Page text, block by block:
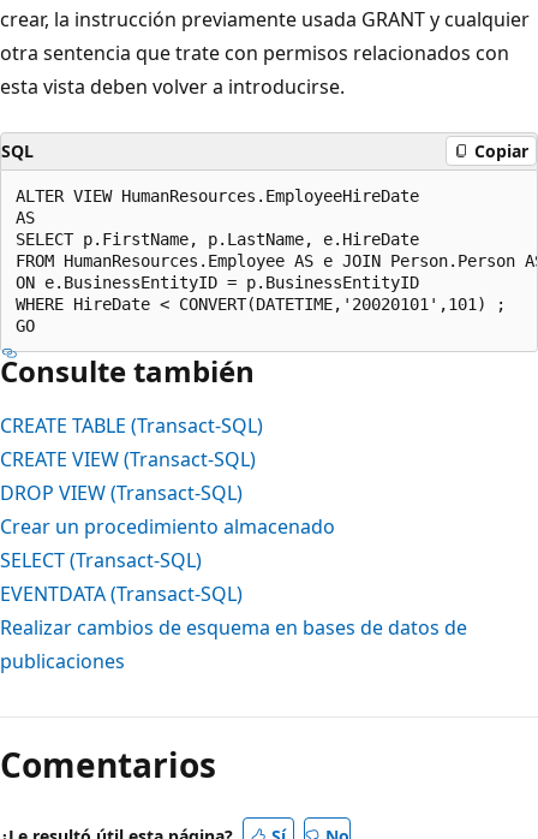
crear, la instrucción previamente usada GRANT y cualquier
otra sentencia que trate con permisos relacionados con
esta vista deben volver a introducirse.
SQL Copiar
ALTER VIEW HumanResources.EmployeeHireDate
AS
SELECT p.FirstName, p.LastName, e.HireDate
FROM HumanResources.Employee AS e JOIN
ON e.BusinessEntityID = p.BusinessEntityID
WHERE HireDate < CONVERT(DATETIME,'20020101',101) ;
Consulte también
CREATE TABLE (Transact-SQL)
CREATE VIEW (Transact-SQL)
DROP VIEW (Transact-SQL)
Crear un procedimiento almacenado
SELECT (Transact-SQL)
EVENTDATA (Transact-SQL)
Realizar cambios de esquema en bases de datos de
publicaciones
Comentarios